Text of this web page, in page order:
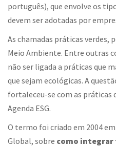
português), que envolve os
devem ser adotadas por
As chamadas práticas verdes,
Meio Ambiente. Entre outras
não ser ligada a práticas que
que sejam ecológicas. A
fortaleceu-se com as práticas
Agenda ESG.
O termo foi criado em 2004
Global, sobre como integrar